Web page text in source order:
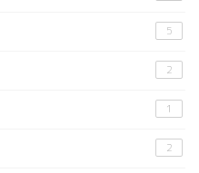
5
2
1
2